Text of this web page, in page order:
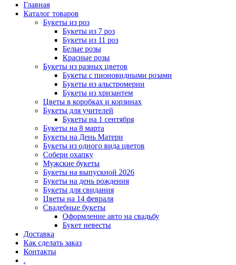
Главная
Каталог товаров
Букеты из роз
Букеты из 7 роз
Букеты из 11 роз
Белые розы
Красные розы
Букеты из разных цветов
Букеты с пионовидными розами
Букеты из альстромерии
Букеты из хризантем
Цветы в коробках и корзинах
Букеты для учителей
Букеты на 1 сентября
Букеты на 8 марта
Букеты на День Матери
Букеты из одного вида цветов
Собери охапку
Мужские букеты
Букеты на выпускной 2026
Букеты на день рождения
Букеты для свидания
Цветы на 14 февраля
Свадебные букеты
Оформление авто на свадьбу
Букет невесты
Доставка
Как сделать заказ
Контакты
.